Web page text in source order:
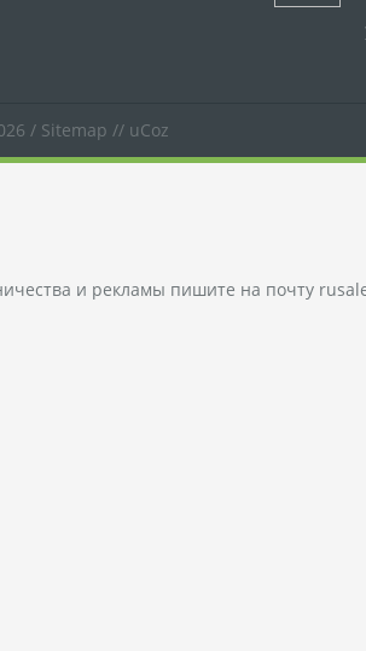
/ Sitemap // uCoz
и рекламы пишите на почту